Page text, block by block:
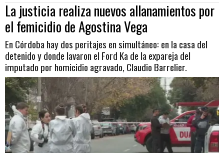
La justicia realiza nuevos allanamientos por
el femicidio de Agostina Vega
En Córdoba hay dos peritajes en simultáneo: en la casa del
detenido y donde lavaron el Ford Ka de la expareja del
imputado por homicidio agravado, Claudio Barrelier.